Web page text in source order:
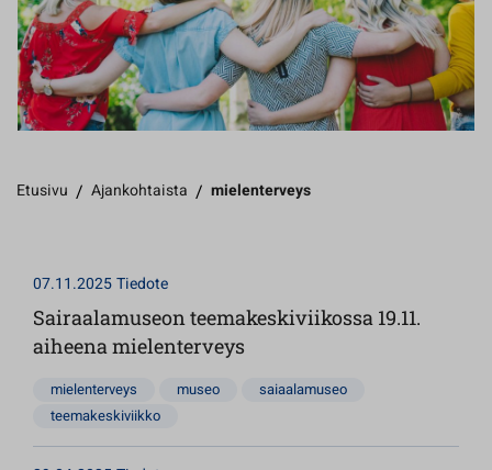
Etusivu / Ajankohtaista / mielenterveys
07.11.2025Tiedote
Sairaalamuseon teemakeskiviikossa 19.11.
aiheena mielenterveys
mielenterveys museo
saiaalamuseo
teemakeskiviikko